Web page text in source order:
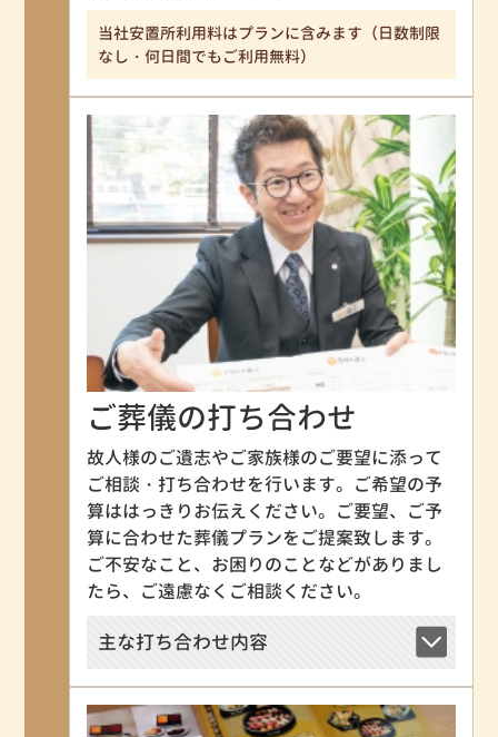
当社安置所利用料はプランに含みます（日数制限
なし・何日間でもご利用無料）
ご葬儀の打ち合わせ
故人様のご遺志やご家族様のご要望に添って
ご相談・打ち合わせを行います。ご希望の予
算ははっきりお伝えください。ご要望、ご予
算に合わせた葬儀プランをご提案致します。
ご不安なこと、お困りのことなどがありまし
たら、ご遠慮なくご相談ください。
主な打ち合わせ内容